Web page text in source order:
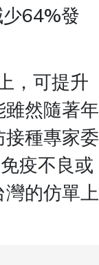
64%發
，可提升
然隨著年
種專家委
疫不良或
的仿單上